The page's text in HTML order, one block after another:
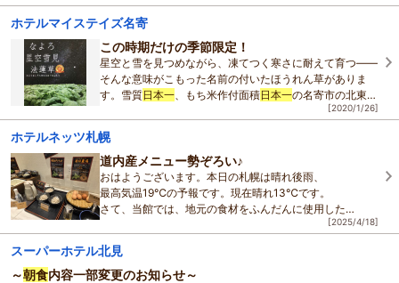
【期間】 2023年11月1日(水)
ホテルマイステイズ名寄
この時期だけの季節限定！
星空と雪を見つめながら、凍てつく寒さに耐えて育つ――
そんな意味がこもった名前の付いたほうれん草がありま
す。雪質日本一 、もち米作付面積日本一の名寄市の北東、
東風連にあるかんだファームで育てられたもの。[2020/1/26]
ホテルネッツ札幌
道内産メニュー勢ぞろい♪
おはようございます。本日の札幌は晴れ後雨、
最高気温19℃の予報です。現在晴れ13℃です。
さて、当館では、地元の食材をふんだんに使用した
[2025/4/18]
スーパーホテル北見
～朝食内容一部変更のお知らせ～